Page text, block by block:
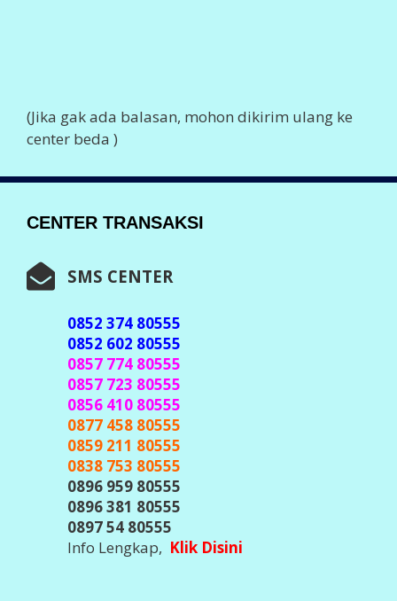
(Jika gak ada balasan, mohon dikirim ulang ke
center beda )
CENTER TRANSAKSI
SMS CENTER
0852 374 80555
0852 602 80555
0857 774 80555
0857 723 80555
0856 410 80555
0877 458 80555
0859 211 80555
0838 753 80555
0896 959 80555
0896 381 80555
0897 54 80555
Info Lengkap, Klik Disini